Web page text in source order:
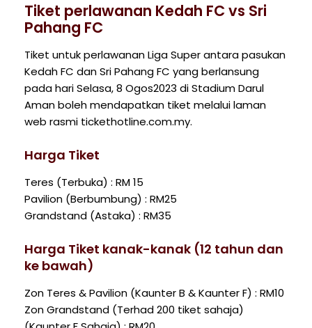
Tiket perlawanan Kedah FC vs Sri
Pahang FC
Tiket untuk perlawanan Liga Super antara pasukan
Kedah FC dan Sri Pahang FC yang berlansung
pada hari Selasa, 8 Ogos2023 di Stadium Darul
Aman boleh mendapatkan tiket melalui laman
web rasmi tickethotline.com.my.
Harga Tiket
Teres (Terbuka) : RM 15
Pavilion (Berbumbung) : RM25
Grandstand (Astaka) : RM35
Harga Tiket kanak-kanak (12 tahun dan
ke bawah)
Zon Teres & Pavilion (Kaunter B & Kaunter F) : RM10
Zon Grandstand (Terhad 200 tiket sahaja)